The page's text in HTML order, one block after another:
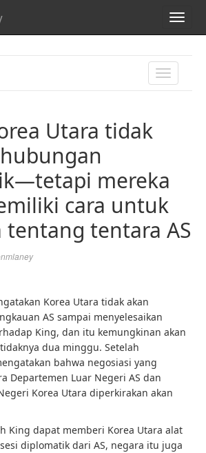
TOGGLE
Utara tidak
mereka
cara untuk
tentang tentara AS
Korea Utara tidak akan
AS sampai menyelesaikan
King, dan itu kemungkinan akan
dua minggu. Setelah
bahwa negosiasi yang
Departemen Luar Negeri AS dan
Korea Utara diperkirakan akan
King dapat memberi Korea Utara alat
diplomatik dari AS, negara itu juga